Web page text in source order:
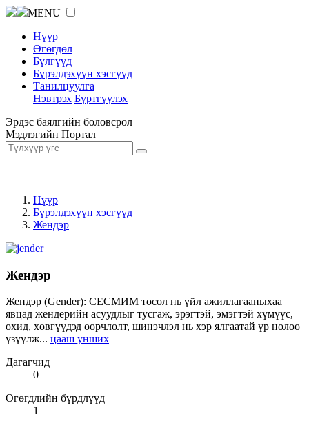
MENU
Нүүр
Өгөгдөл
Бүлгүүд
Бүрэлдэхүүн хэсгүүд
Танилцуулга
Нэвтрэх Бүртгүүлэх
Эрдэс баялгийн боловсрол
Мэдлэгийн Портал
Нүүр
Бүрэлдэхүүн хэсгүүд
Жендэр
Жендэр
Жендэр (Gender): СЕСМИМ төсөл нь үйл ажиллагааныхаа
явцад жендерийн асуудлыг тусгаж, эрэгтэй, эмэгтэй хүмүүс,
охид, хөвгүүдэд өөрчлөлт, шинэчлэл нь хэр ялгаатай үр нөлөө
үзүүлж... цааш унших
Дагагчид
0
Өгөгдлийн бүрдлүүд
1